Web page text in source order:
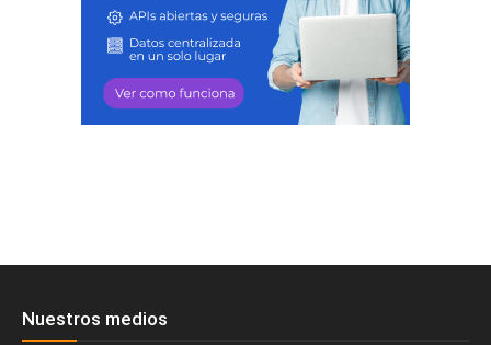
Nuestros medios